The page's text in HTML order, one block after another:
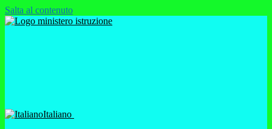
Salta al contenuto
Italiano